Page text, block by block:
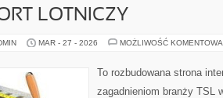
LOTNICZY
MAR - 27 - 2026 MOŻLIWOŚĆ
To rozbudowana strona
zagadnieniom branży TSL